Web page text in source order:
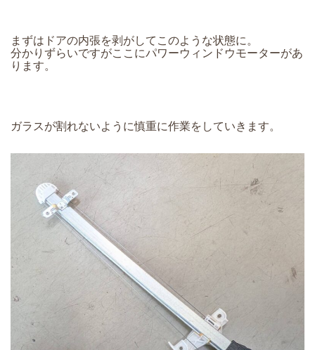
まずはドアの内張を剥がしてこのような状態に。
分かりずらいですがここにパワーウィンドウモーターがあ
ります。
ガラスが割れないように慎重に作業をしていきます。